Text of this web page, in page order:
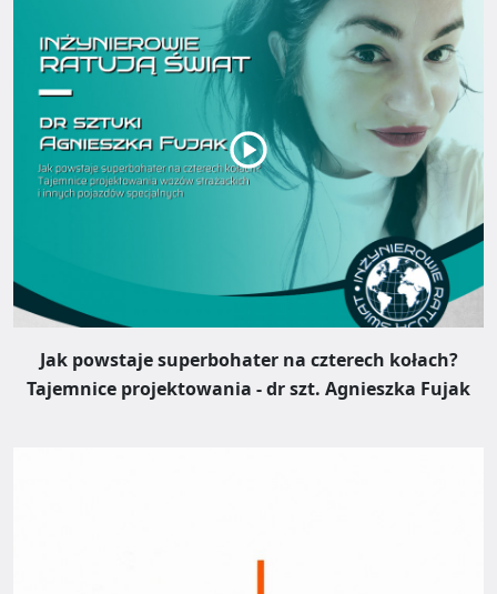
Jak powstaje superbohater na czterech kołach?
Tajemnice projektowania - dr szt. Agnieszka Fujak